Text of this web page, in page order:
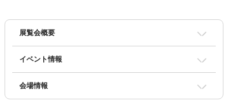
展覧会概要
イベント情報
会場情報